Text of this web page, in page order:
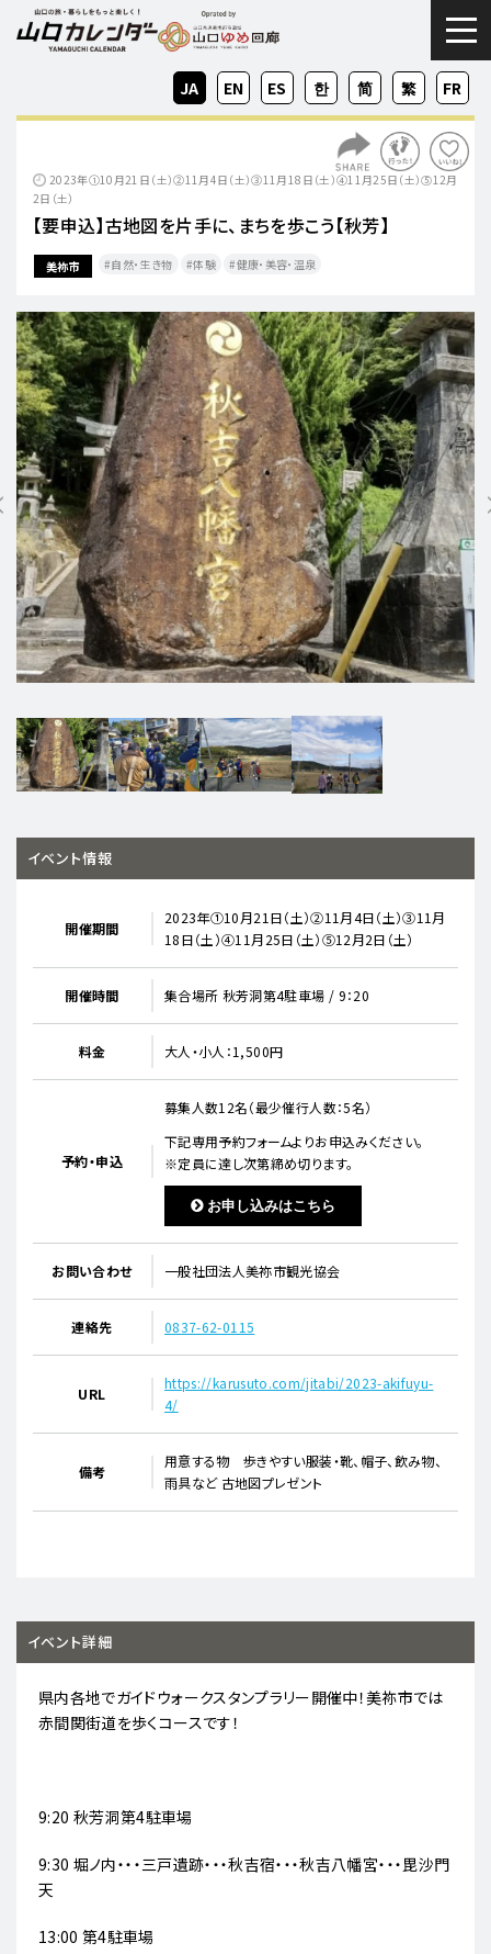
ZH-
CN
ZH-
TW
EN FR
JA KO
ES
2023年①10月21日（土）②11月4日（土）③11月18日（土）④11月25日（土）⑤12月
2日（土）
【要申込】古地図を片手に、まちを歩こう【秋芳】
美祢市 自然・生き物 体験 健康・美容・温泉
イベント情報
開催期間
2023年①10月21日（土）②11月4日（土）③11月
18日（土）④11月25日（土）⑤12月2日（土）
開催時間 集合場所 秋芳洞第4駐車場 / 9：20
料金 大人・小人：1,500円
予約・申込
募集人数12名（最少催行人数：5名）
下記専用予約フォームよりお申込みください。
※定員に達し次第締め切ります。
お申し込みはこちら
お問い合わせ 一般社団法人美祢市観光協会
連絡先 0837-62-0115
URL
https://karusuto.com/jitabi/2023-akifuyu-
4/
備考
用意する物 歩きやすい服装・靴、帽子、飲み物、
雨具など 古地図プレゼント
イベント詳細
県内各地でガイドウォークスタンプラリー開催中！美祢市では
赤間関街道を歩くコースです！
9:20 秋芳洞第4駐車場
9:30 堀ノ内・・・三戸遺跡・・・秋吉宿・・・秋吉八幡宮・・・毘沙門
天
13:00 第4駐車場